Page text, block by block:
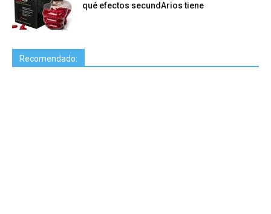
qué efectos secundArios tiene
Recomendado: